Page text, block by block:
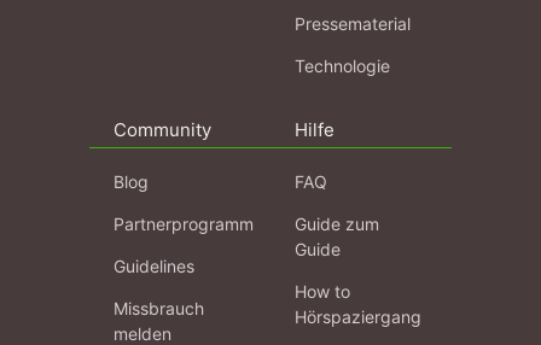
Pressematerial
Technologie
Community
Blog
Partnerprogramm
Guidelines
Missbrauch
melden
Hilfe
FAQ
Guide zum
Guide
How to
Hörspaziergang